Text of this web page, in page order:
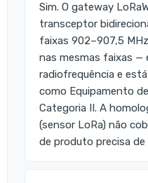
Sim. O gateway
transceptor
faixas 902–907,5
nas mesmas faixas —
radiofrequência e
como Equipamento
Categoria II. A
(sensor LoRa) não
de produto precisa